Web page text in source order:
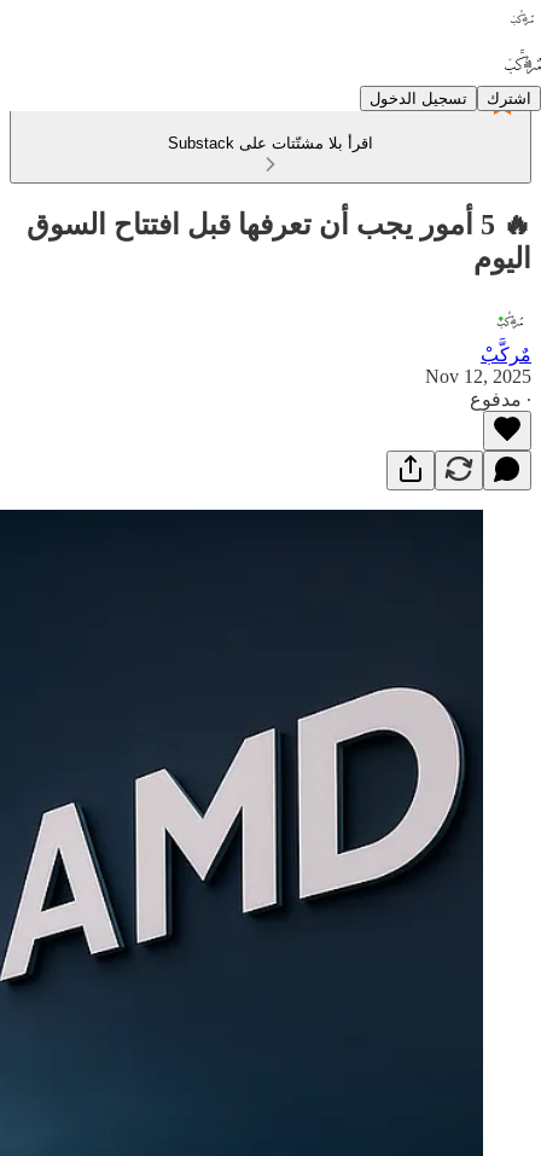
اشترك تسجيل الدخول
اقرأ بلا مشتّتات على Substack
🔥 5 أمور يجب أن تعرفها قبل افتتاح السوق
اليوم
مٌركَّبْ
Nov 12, 2025
∙ مدفوع